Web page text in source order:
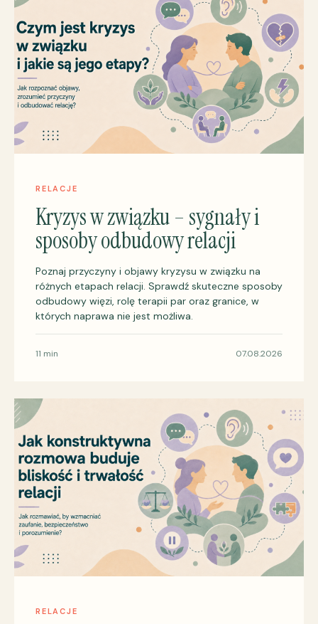
RELACJE
Kryzys w związku – sygnały i
sposoby odbudowy relacji
Poznaj przyczyny i objawy kryzysu w związku na
różnych etapach relacji. Sprawdź skuteczne sposoby
odbudowy więzi, rolę terapii par oraz granice, w
których naprawa nie jest możliwa.
11 min 07.08.2026
RELACJE